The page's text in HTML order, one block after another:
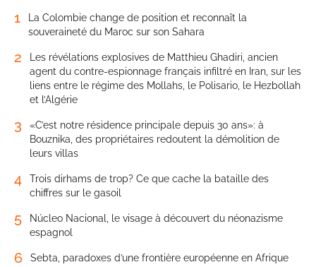
1
La Colombie change de position et reconnaît la
souveraineté du Maroc sur son Sahara
2
Les révélations explosives de Matthieu Ghadiri, ancien
agent du contre-espionnage français infiltré en Iran, sur les
liens entre le régime des Mollahs, le Polisario, le Hezbollah
et l’Algérie
3
«C’est notre résidence principale depuis 30 ans»: à
Bouznika, des propriétaires redoutent la démolition de
leurs villas
4
Trois dirhams de trop? Ce que cache la bataille des
chiffres sur le gasoil
5
Núcleo Nacional, le visage à découvert du néonazisme
espagnol
6 Sebta, paradoxes d’une frontière européenne en Afrique